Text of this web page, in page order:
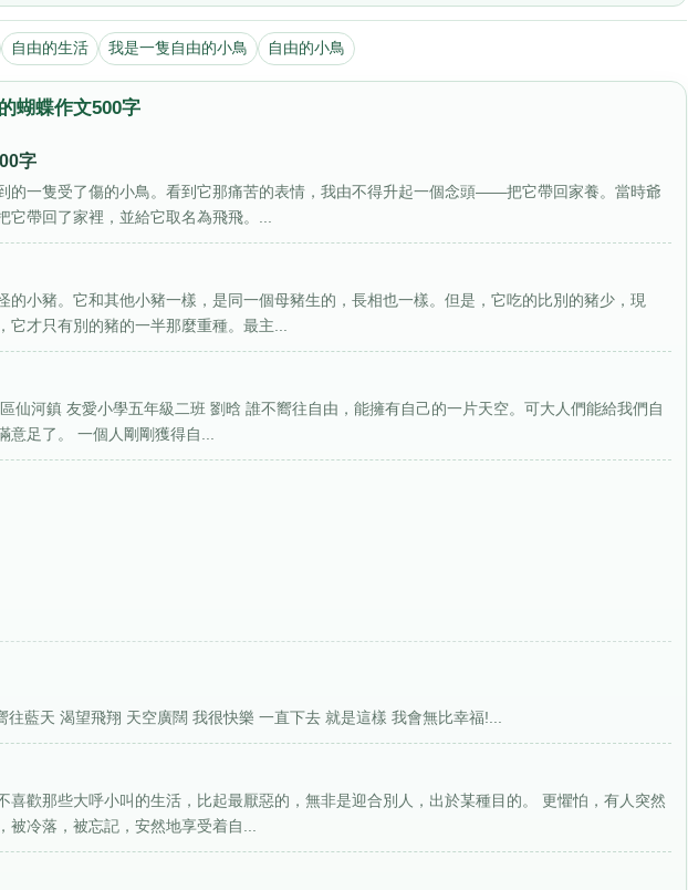
自由的生活 我是一隻自由的小鳥 自由的小鳥
蝴蝶作文500字
字
的一隻受了傷的小鳥。看到它那痛苦的表情，我由不得升起一個念頭——把它帶回家養。當時爺
帶回了家裡，並給它取名為飛飛。...
的小豬。它和其他小豬一樣，是同一個母豬生的，長相也一樣。但是，它吃的比別的豬少，現
才只有別的豬的一半那麼重種。最主...
仙河鎮 友愛小學五年級二班 劉晗 誰不嚮往自由，能擁有自己的一片天空。可大人們能給我們自
足了。 一個人剛剛獲得自...
往藍天 渴望飛翔 天空廣闊 我很快樂 一直下去 就是這樣 我會無比幸福!...
喜歡那些大呼小叫的生活，比起最厭惡的，無非是迎合別人，出於某種目的。 更懼怕，有人突然
被冷落，被忘記，安然地享受着自...